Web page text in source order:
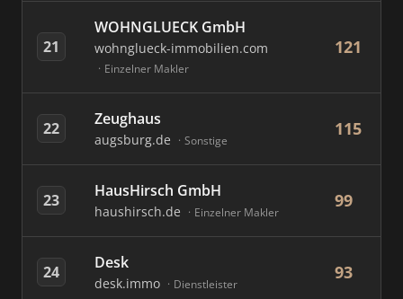
21
WOHNGLUECK GmbH
wohnglueck-immobilien.com
Einzelner Makler
121
22 Zeughaus
augsburg.de Sonstige
115
23 HausHirsch GmbH
haushirsch.de Einzelner Makler
99
24 Desk
desk.immo Dienstleister
93